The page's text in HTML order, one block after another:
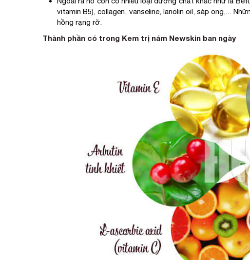
vitamin B5), collagen, vanseline, lanolin oil, sáp ong,...
hồng rạng rỡ.
Thành phần có trong Kem trị nám Newskin ban ngày